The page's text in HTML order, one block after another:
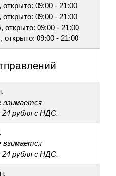
открыто: 09:00 - 21:00
открыто: 09:00 - 21:00
открыто: 09:00 - 21:00
открыто: 09:00 - 21:00
взимается
24 рубля с НДС.
взимается
24 рубля с НДС.